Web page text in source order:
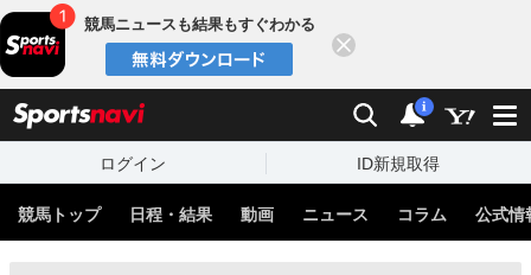
競馬ニュースも結果もすぐわかる
検索 通知
i
ログイン ID新規取得
競馬トップ 日程・結果 動画 ニュース コラム 公式情